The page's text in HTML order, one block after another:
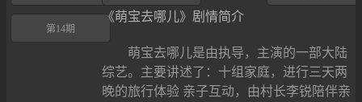
第14期
《萌宝去哪儿》剧情简介
萌宝去哪儿是由执导，主演的一部大陆
综艺。主要讲述了：十组家庭，进行三天两
晚的旅行体验 亲子互动，由村长李锐陪伴亲